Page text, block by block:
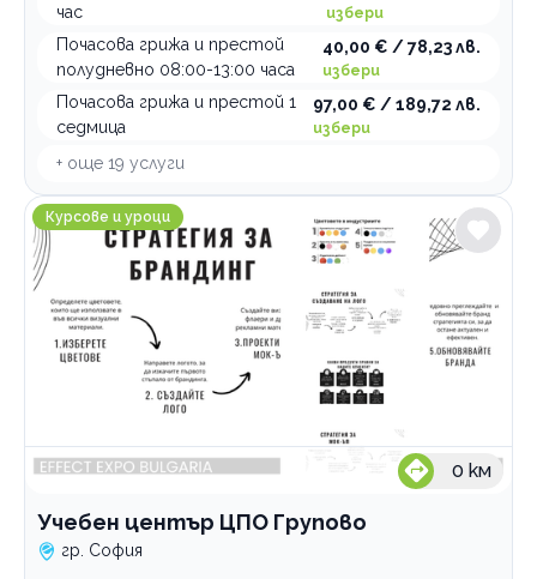
час
избери
Почасова грижа и престой
полудневно 08:00-13:00 часа
40,00 € / 78,23 лв.
избери
Почасова грижа и престой 1
седмица
97,00 € / 189,72 лв.
избери
+ още 19 услуги
Учебен център ЦПО Групово
Курсове и уроци
0 км
Учебен център ЦПО Групово
гр. София